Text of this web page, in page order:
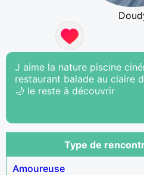
J aime la nature piscine
restaurant balade au claire
🌙 le reste à découvrir
Type de
Amoureuse